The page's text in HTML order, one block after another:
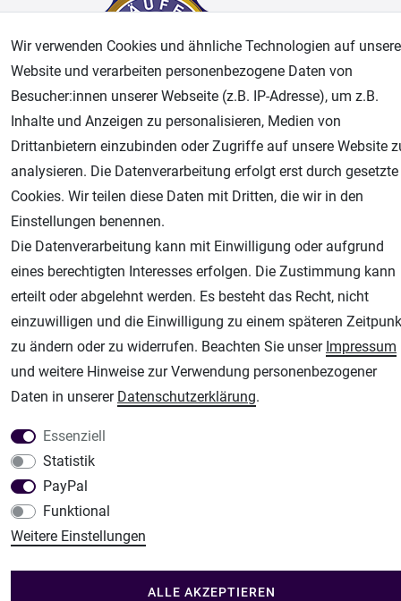
AGB Widerrufsrecht Datenschutz Impressum
Unsere weiteren Shops:
Airbrush-City
Fachhandel für: Airbrushpistolen, Kompressoren, Airbrushfarben
Modellbau-City
Modellbau Shop
Plotter-City
Schneideplotter, Transferpressen, Siebdruck und Plotterfolien
Im Shop Kaufen
Wir verwenden Cookies und ähnliche Technologien auf
Website und verarbeiten personenbezogene Daten von
Besucher:innen unserer Webseite (z.B. IP-Adresse), um z.B.
Inhalte und Anzeigen zu personalisieren, Medien von
Drittanbietern einzubinden oder Zugriffe auf unsere Website
analysieren. Die Datenverarbeitung erfolgt erst durch gesetzte
Cookies. Wir teilen diese Daten mit Dritten, die wir in den
Einstellungen benennen.
Die Datenverarbeitung kann mit Einwilligung oder aufgrund
eines berechtigten Interesses erfolgen. Die Zustimmung kann
erteilt oder abgelehnt werden. Es besteht das Recht, nicht
einzuwilligen und die Einwilligung zu einem späteren
zu ändern oder zu widerrufen. Beachten Sie unser Impressum
und weitere Hinweise zur Verwendung personenbezogener
Daten in unserer Daten­schutz­erklärung.
Essenziell
Statistik
PayPal
Funktional
Weitere Einstellungen
ALLE AKZEPTIEREN